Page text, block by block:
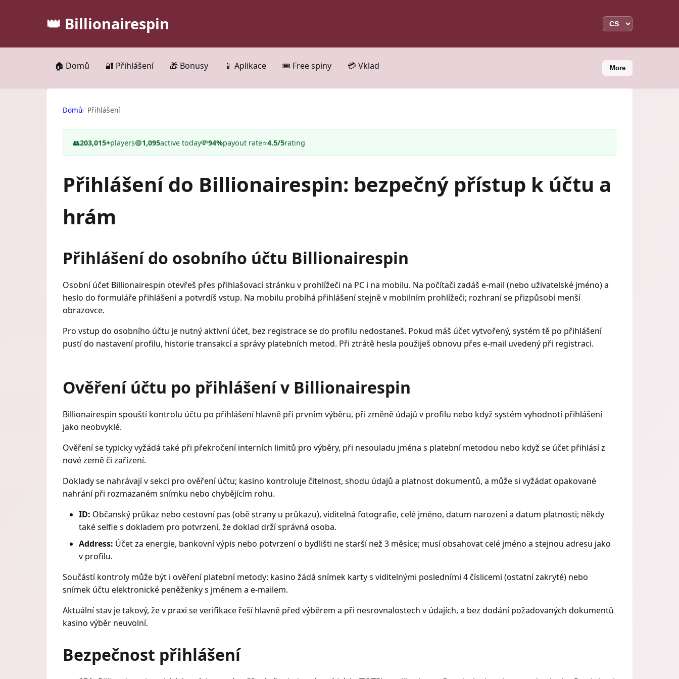
👑 Billionairespin
🏠 Domů 🔐 Přihlášení 🎁 Bonusy 📱 Aplikace 🎟️ Free spiny 💳 Vklad More
Domů Přihlášení
👥203,015+players🟢1,095active today💸94%payout rate⭐4.5/5rating
Přihlášení do Billionairespin: bezpečný přístup k účtu a
hrám
Přihlášení do osobního účtu Billionairespin
Osobní účet Billionairespin otevřeš přes přihlašovací stránku v prohlížeči na PC i na mobilu. Na počítači zadáš e‑mail (nebo uživatelské jméno) a
heslo do formuláře přihlášení a potvrdíš vstup. Na mobilu probíhá přihlášení stejně v mobilním prohlížeči; rozhraní se přizpůsobí menší
obrazovce.
Pro vstup do osobního účtu je nutný aktivní účet, bez registrace se do profilu nedostaneš. Pokud máš účet vytvořený, systém tě po přihlášení
pustí do nastavení profilu, historie transakcí a správy platebních metod. Při ztrátě hesla použiješ obnovu přes e‑mail uvedený při registraci.
Ověření účtu po přihlášení v Billionairespin
Billionairespin spouští kontrolu účtu po přihlášení hlavně při prvním výběru, při změně údajů v profilu nebo když systém vyhodnotí přihlášení
jako neobvyklé.
Ověření se typicky vyžádá také při překročení interních limitů pro výběry, při nesouladu jména s platební metodou nebo když se účet přihlásí z
nové země či zařízení.
Doklady se nahrávají v sekci pro ověření účtu; kasino kontroluje čitelnost, shodu údajů a platnost dokumentů, a může si vyžádat opakované
nahrání při rozmazaném snímku nebo chybějícím rohu.
ID: Občanský průkaz nebo cestovní pas (obě strany u průkazu), viditelná fotografie, celé jméno, datum narození a datum platnosti; někdy
také selfie s dokladem pro potvrzení, že doklad drží správná osoba.
Address: Účet za energie, bankovní výpis nebo potvrzení o bydlišti ne starší než 3 měsíce; musí obsahovat celé jméno a stejnou adresu jako
v profilu.
Součástí kontroly může být i ověření platební metody: kasino žádá snímek karty s viditelnými posledními 4 číslicemi (ostatní zakryté) nebo
snímek účtu elektronické peněženky s jménem a e‑mailem.
Aktuální stav je takový, že v praxi se verifikace řeší hlavně před výběrem a při nesrovnalostech v údajích, a bez dodání požadovaných dokumentů
kasino výběr neuvolní.
Bezpečnost přihlášení